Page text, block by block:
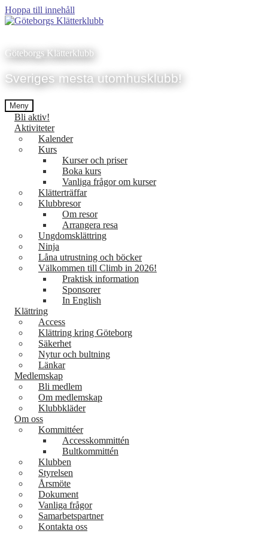
Hoppa till innehåll
Göteborgs Klätterklubb
Sveriges mesta utomhusklubb!
Meny
Bli aktiv!
Aktiviteter
Kalender
Kurs
Kurser och priser
Boka kurs
Vanliga frågor om kurser
Klätterträffar
Klubbresor
Om resor
Arrangera resa
Ungdomsklättring
Ninja
Låna utrustning och böcker
Välkommen till Climb in 2026!
Praktisk information
Sponsorer
In English
Klättring
Access
Klättring kring Göteborg
Säkerhet
Nytur och bultning
Länkar
Medlemskap
Bli medlem
Om medlemskap
Klubbkläder
Om oss
Kommittéer
Accesskommittén
Bultkommittén
Klubben
Styrelsen
Årsmöte
Dokument
Vanliga frågor
Samarbetspartner
Kontakta oss